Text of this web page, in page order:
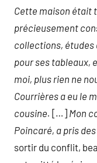
Cette maison était
précieusement
collections, études
pour ses tableaux,
moi, plus rien ne
Courrières a eu le
cousine. […] Mon
Poincaré, a pris
sortir du conflit,